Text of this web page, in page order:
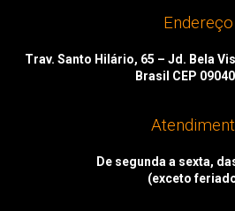
Endereço
Trav. Santo Hilário, 65 – Jd. Bela
Brasil CEP
De segunda a sexta,
(exceto